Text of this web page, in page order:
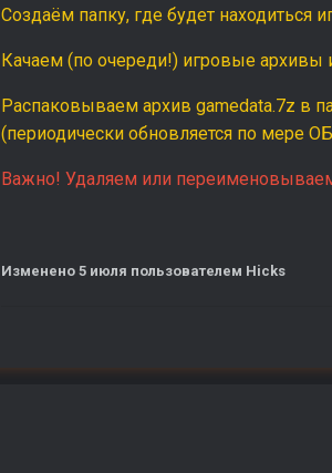
Создаём папку, где будет находиться
Качаем (по очереди!) игровые архивы
Распаковываем архив gamedata.7z в
(периодически обновляется по мере
Важно! Удаляем или
Изменено 5 июля пользователем Hicks